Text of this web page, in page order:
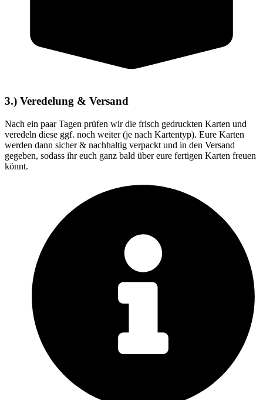
3.) Veredelung & Versand
Nach ein paar Tagen prüfen wir die frisch gedruckten Karten und
veredeln diese ggf. noch weiter (je nach Kartentyp). Eure Karten
werden dann sicher & nachhaltig verpackt und in den Versand
gegeben, sodass ihr euch ganz bald über eure fertigen Karten freuen
könnt.